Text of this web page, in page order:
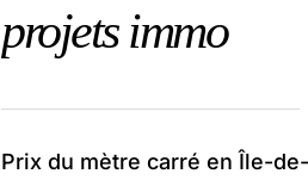
projets immo
Prix du mètre carré en Île-